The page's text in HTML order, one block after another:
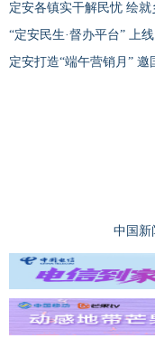
定安各镇实干解民忧 绘就
“定安民生·督办平台” 上线
定安打造“端午营销月” 邀
中国新